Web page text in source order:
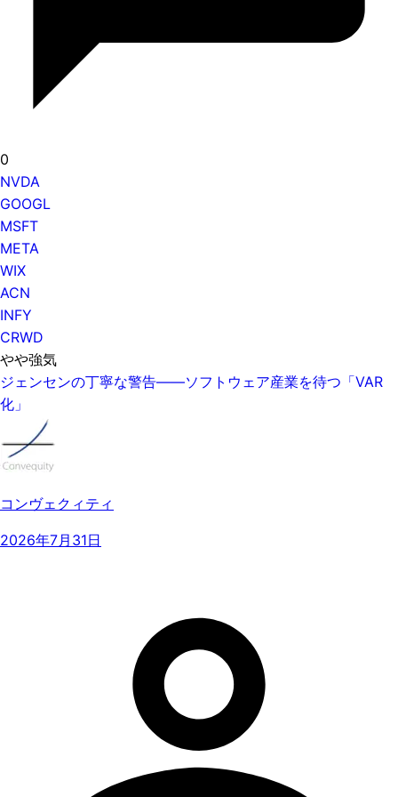
0
NVDA
GOOGL
MSFT
META
WIX
ACN
INFY
CRWD
やや強気
ジェンセンの丁寧な警告——ソフトウェア産業を待つ「VAR
化」
コンヴェクィティ
2026年7月31日